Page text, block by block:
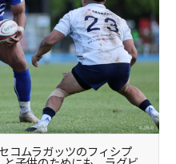
コムラガッツのフィシプ